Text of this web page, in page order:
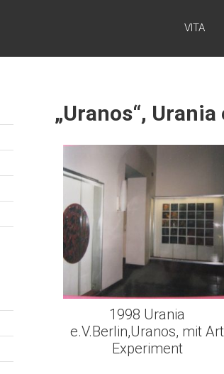
VITA
„Uranos“,
1998 Urania
e.V.Berlin,Uranos, mit Art
Experiment